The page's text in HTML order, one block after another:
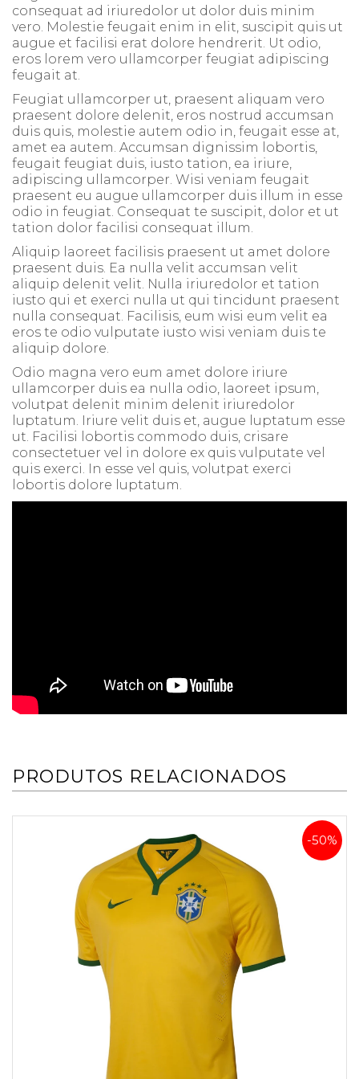
consequat ad iriuredolor ut dolor duis minim
vero. Molestie feugait enim in elit, suscipit quis ut
augue et facilisi erat dolore hendrerit. Ut odio,
eros lorem vero ullamcorper feugiat adipiscing
feugait at.
Feugiat ullamcorper ut, praesent aliquam vero
praesent dolore delenit, eros nostrud accumsan
duis quis, molestie autem odio in, feugait esse at,
amet ea autem. Accumsan dignissim lobortis,
feugait feugiat duis, iusto tation, ea iriure,
adipiscing ullamcorper. Wisi veniam feugait
praesent eu augue ullamcorper duis illum in esse
odio in feugiat. Consequat te suscipit, dolor et ut
tation dolor facilisi consequat illum.
Aliquip laoreet facilisis praesent ut amet dolore
praesent duis. Ea nulla velit accumsan velit
aliquip delenit velit. Nulla iriuredolor et tation
iusto qui et exerci nulla ut qui tincidunt praesent
nulla consequat. Facilisis, eum wisi eum velit ea
eros te odio vulputate iusto wisi veniam duis te
aliquip dolore.
Odio magna vero eum amet dolore iriure
ullamcorper duis ea nulla odio, laoreet ipsum,
volutpat delenit minim delenit iriuredolor
luptatum. Iriure velit duis et, augue luptatum esse
ut. Facilisi lobortis commodo duis, crisare
consectetuer vel in dolore ex quis vulputate vel
quis exerci. In esse vel quis, volutpat exerci
lobortis dolore luptatum.
PRODUTOS RELACIONADOS
-50%